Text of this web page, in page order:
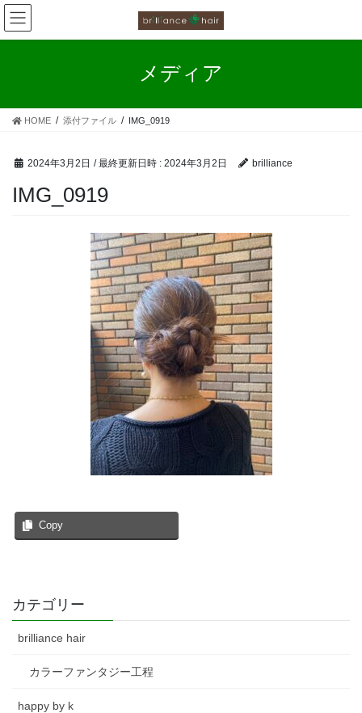
コ
ン
テ
ス
ナ
ビ
ゲ
ン
メディア
HOME 添付ファイル IMG_0919
2024年3月2日 / 最終更新日時 : 2024年3月2日 brilliance
IMG_0919
Copy
カテゴリー
brilliance hair
カラーファンタジー工程
happy by k
お客様の声
カラーファンタジー工程
お客様の声（カラーファンタジー）